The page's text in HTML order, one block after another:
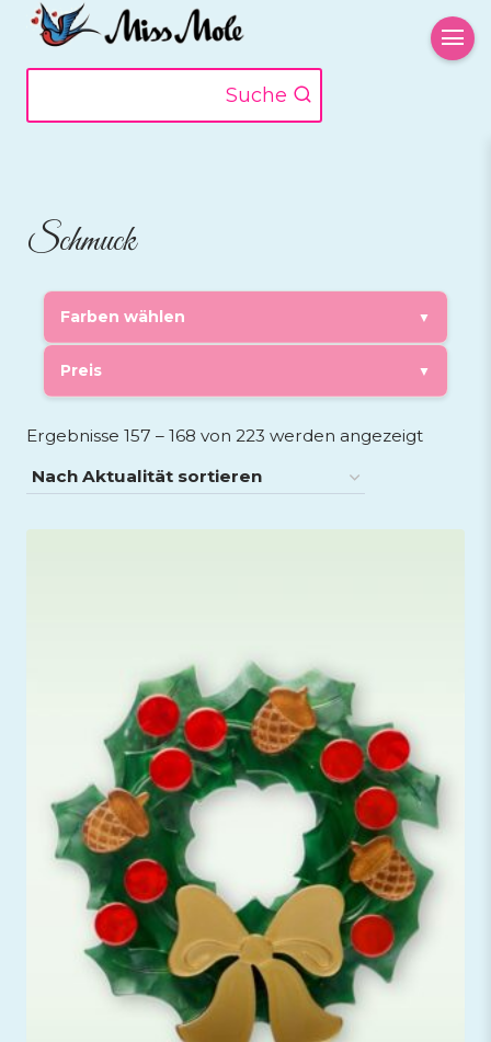
Zum
Inhalt
springen
Suche
Schmuck
Farben wählen ▼
Preis ▼
Ergebnisse 157 – 168 von 223 werden angezeigtNach